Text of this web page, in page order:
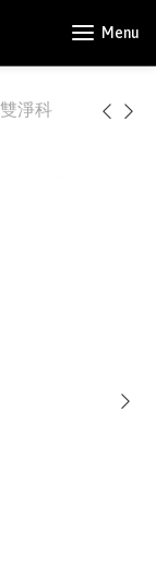
Menu
雙淨科